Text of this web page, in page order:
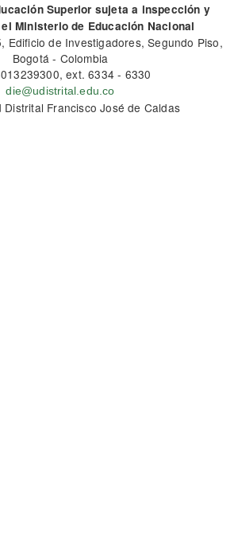
Superior sujeta a inspección y
Ministerio de Educación Nacional
Edificio de Investigadores, Segundo Piso,
Bogotá - Colombia
ext. 6334 - 6330
die@udistrital.edu.co
Distrital Francisco José de Caldas